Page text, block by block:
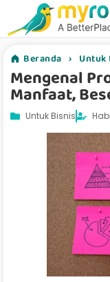
Beranda › Untuk
Mengenal
Manfaat,
Untuk Bisnis